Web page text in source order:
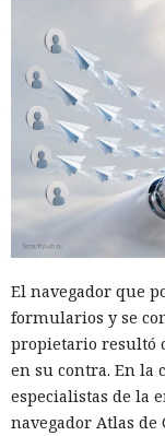
El navegador que
formularios y se
propietario resultó
en su contra. En la
especialistas de la
navegador Atlas